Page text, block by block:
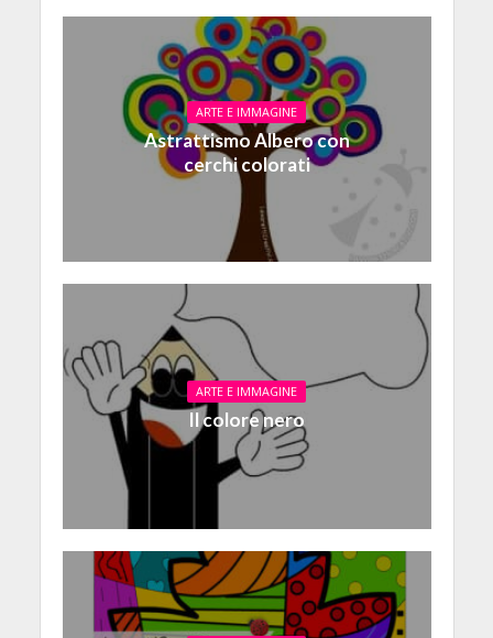
ARTE E IMMAGINE
Astrattismo Albero con
cerchi colorati
ARTE E IMMAGINE
Il colore nero